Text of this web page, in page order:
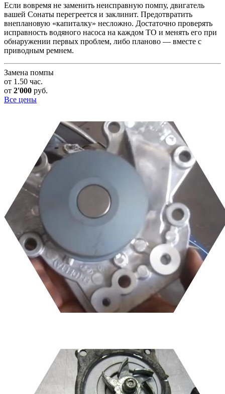
Если вовремя не заменить неисправную помпу, двигатель
вашей Сонаты перегреется и заклинит. Предотвратить
внеплановую «капиталку» несложно. Достаточно проверять
исправность водяного насоса на каждом ТО и менять его при
обнаружении первых проблем, либо планово — вместе с
приводным ремнем.
Замена помпы
от 1.50 час.
от 2'000 руб.
Все цены